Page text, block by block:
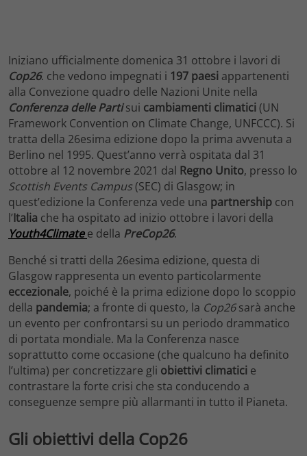
Iniziano ufficialmente domenica 31 ottobre i lavori di
Cop26. che vedono impegnati i 197 paesi appartenenti
alla Convezione quadro delle Nazioni Unite nella
Conferenza delle Parti sui cambiamenti climatici(UN
Framework Convention on Climate Change, UNFCCC). Si
tratta della 26esima edizione dopo la prima avvenuta a
Berlino nel 1995. Quest’anno verrà ospitata dal 31
ottobre al 12 novembre 2021 dal Regno Unito, presso lo
Scottish Events Campus(SEC) di Glasgow; in
quest’edizione la Conferenza vede una partnership con
l’Italia che ha ospitato ad inizio ottobre i lavori della
Youth4Climate e della PreCop26.
Benché si tratti della 26esima edizione, questa di
Glasgow rappresenta un evento particolarmente
eccezionale, poiché è la prima edizione dopo lo scoppio
della pandemia; a fronte di questo, la Cop26sarà anche
un evento per confrontarsi su un periodo drammatico
di portata mondiale. Ma la Conferenza nasce
soprattutto come occasione (che qualcuno ha definito
l’ultima) per concretizzare gli obiettivi climatici e
contrastare la forte crisi che sta conducendo a
conseguenze sempre più allarmanti in tutto il Pianeta.
Gli obiettivi della Cop26